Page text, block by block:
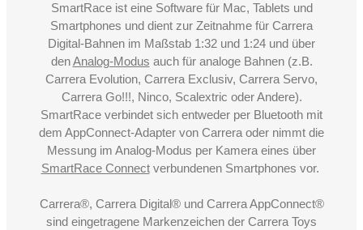
SmartRace ist eine Software für Mac, Tablets und
Smartphones und dient zur Zeitnahme für Carrera
Digital-Bahnen im Maßstab 1:32 und 1:24 und über
denAnalog-Modus auch für analoge Bahnen (z.B.
Carrera Evolution, Carrera Exclusiv, Carrera Servo,
Carrera Go!!!, Ninco, Scalextric oder Andere).
SmartRace verbindet sich entweder per Bluetooth mit
dem AppConnect-Adapter von Carrera oder nimmt die
Messung im Analog-Modus per Kamera eines über
SmartRace Connectverbundenen Smartphones vor.
Carrera®, Carrera Digital® und Carrera AppConnect®
sind eingetragene Markenzeichen der Carrera Toys